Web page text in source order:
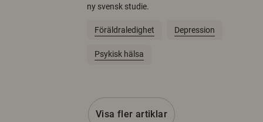
ny svensk studie.
Föräldraledighet Depression
Psykisk hälsa
Visa fler artiklar